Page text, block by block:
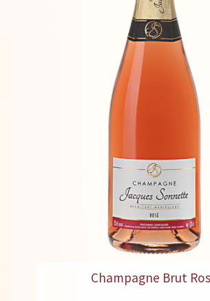
Champagne Brut